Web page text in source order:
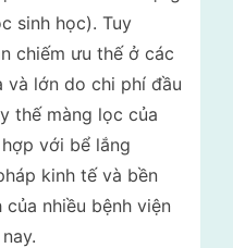
sinh học). Tuy
chiếm ưu thế ở các
và lớn do chi phí đầu
thế màng lọc của
với bể lắng
kinh tế và bền
nhiều bệnh viện